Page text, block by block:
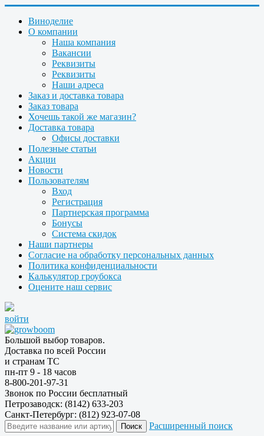
Виноделие
О компании
Наша компания
Вакансии
Реквизиты
Реквизиты
Наши адреса
Заказ и доставка товара
Заказ товара
Хочешь такой же магазин?
Доставка товара
Офисы доставки
Полезные статьи
Акции
Новости
Пользователям
Вход
Регистрация
Партнерская программа
Бонусы
Система скидок
Наши партнеры
Согласие на обработку персональных данных
Политика конфиденциальности
Калькулятор гроубокса
Оцените наш сервис
войти
Большой выбор товаров.
Доставка по всей России
и странам ТС
пн-пт 9 - 18 часов
8-800-201-97-31
Звонок по России бесплатный
Петрозаводск: (8142) 633-203
Санкт-Петербург: (812) 923-07-08
Расширенный поиск